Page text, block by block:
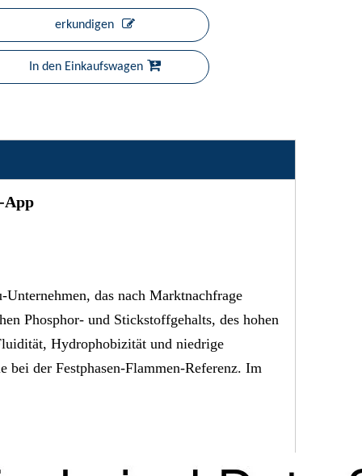
erkundigen
In den Einkaufswagen
-App
das nach Marktnachfrage
Phosphor- und Stickstoffgehalts, des hohen
Hydrophobizität und niedrige
der Festphasen-Flammen-Referenz. Im